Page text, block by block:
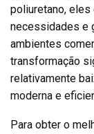
poliuretano,
necessidades e
ambientes
transformação
relativamente
moderna e
Para obter o